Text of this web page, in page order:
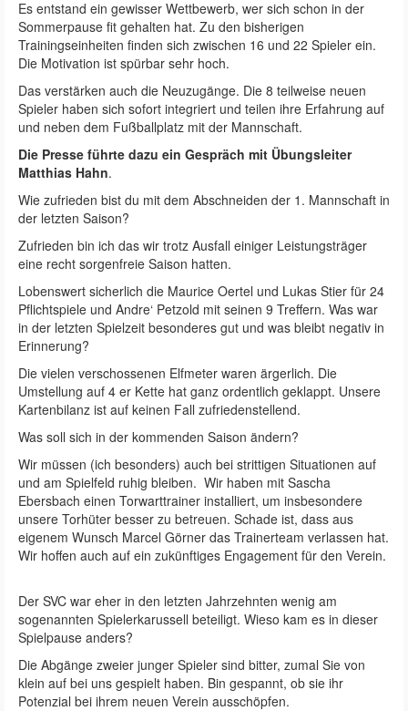
Es entstand ein gewisser Wettbewerb, wer sich schon in der
Sommerpause fit gehalten hat. Zu den bisherigen
Trainingseinheiten finden sich zwischen 16 und 22 Spieler ein.
Die Motivation ist spürbar sehr hoch.
Das verstärken auch die Neuzugänge. Die 8 teilweise neuen
Spieler haben sich sofort integriert und teilen ihre Erfahrung auf
und neben dem Fußballplatz mit der Mannschaft.
Die Presse führte dazu ein Gespräch mit Übungsleiter
Matthias Hahn.
Wie zufrieden bist du mit dem Abschneiden der 1. Mannschaft in
der letzten Saison?
Zufrieden bin ich das wir trotz Ausfall einiger Leistungsträger
eine recht sorgenfreie Saison hatten.
Lobenswert sicherlich die Maurice Oertel und Lukas Stier für 24
Pflichtspiele und Andre‘ Petzold mit seinen 9 Treffern. Was war
in der letzten Spielzeit besonderes gut und was bleibt negativ in
Erinnerung?
Die vielen verschossenen Elfmeter waren ärgerlich. Die
Umstellung auf 4 er Kette hat ganz ordentlich geklappt. Unsere
Kartenbilanz ist auf keinen Fall zufriedenstellend.
Was soll sich in der kommenden Saison ändern?
Wir müssen (ich besonders) auch bei strittigen Situationen auf
und am Spielfeld ruhig bleiben. Wir haben mit Sascha
Ebersbach einen Torwarttrainer installiert, um insbesondere
unsere Torhüter besser zu betreuen. Schade ist, dass aus
eigenem Wunsch Marcel Görner das Trainerteam verlassen hat.
Wir hoffen auch auf ein zukünftiges Engagement für den Verein.
Der SVC war eher in den letzten Jahrzehnten wenig am
sogenannten Spielerkarussell beteiligt. Wieso kam es in dieser
Spielpause anders?
Die Abgänge zweier junger Spieler sind bitter, zumal Sie von
klein auf bei uns gespielt haben. Bin gespannt, ob sie ihr
Potenzial bei ihrem neuen Verein ausschöpfen.